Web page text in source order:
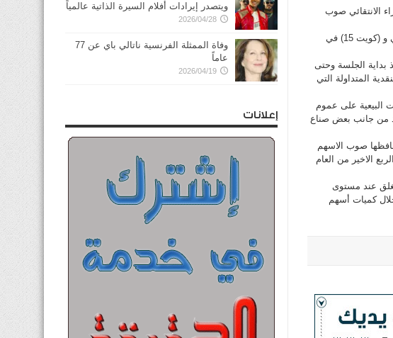
الانتقائي صوب
وساهم ذلك في إغلاق المؤشر السعري في المنطقة الخضراء في حين اقفل المؤشران الوزني و (كويت 15) في
بداية الجلسة وحتى
المتداولة التي
البيعية على عموم
للغياب شبه المتعمد من جانب بعض صناع
صوب الاسهم
الاخير من العام
المالية (البورصة) أغلق مرتفعا 08ر31 نقطة ليغلق عند مستوى
تمت عبر 8354 صفقة نقدية من خلال كميات أسهم
ويتصدر إيرادات أفلام السيرة الذاتية عالمياً
2026/04/28
وفاة الممثلة الفرنسية ناتالي باي عن 77
عاماً
2026/04/19
إعلانات